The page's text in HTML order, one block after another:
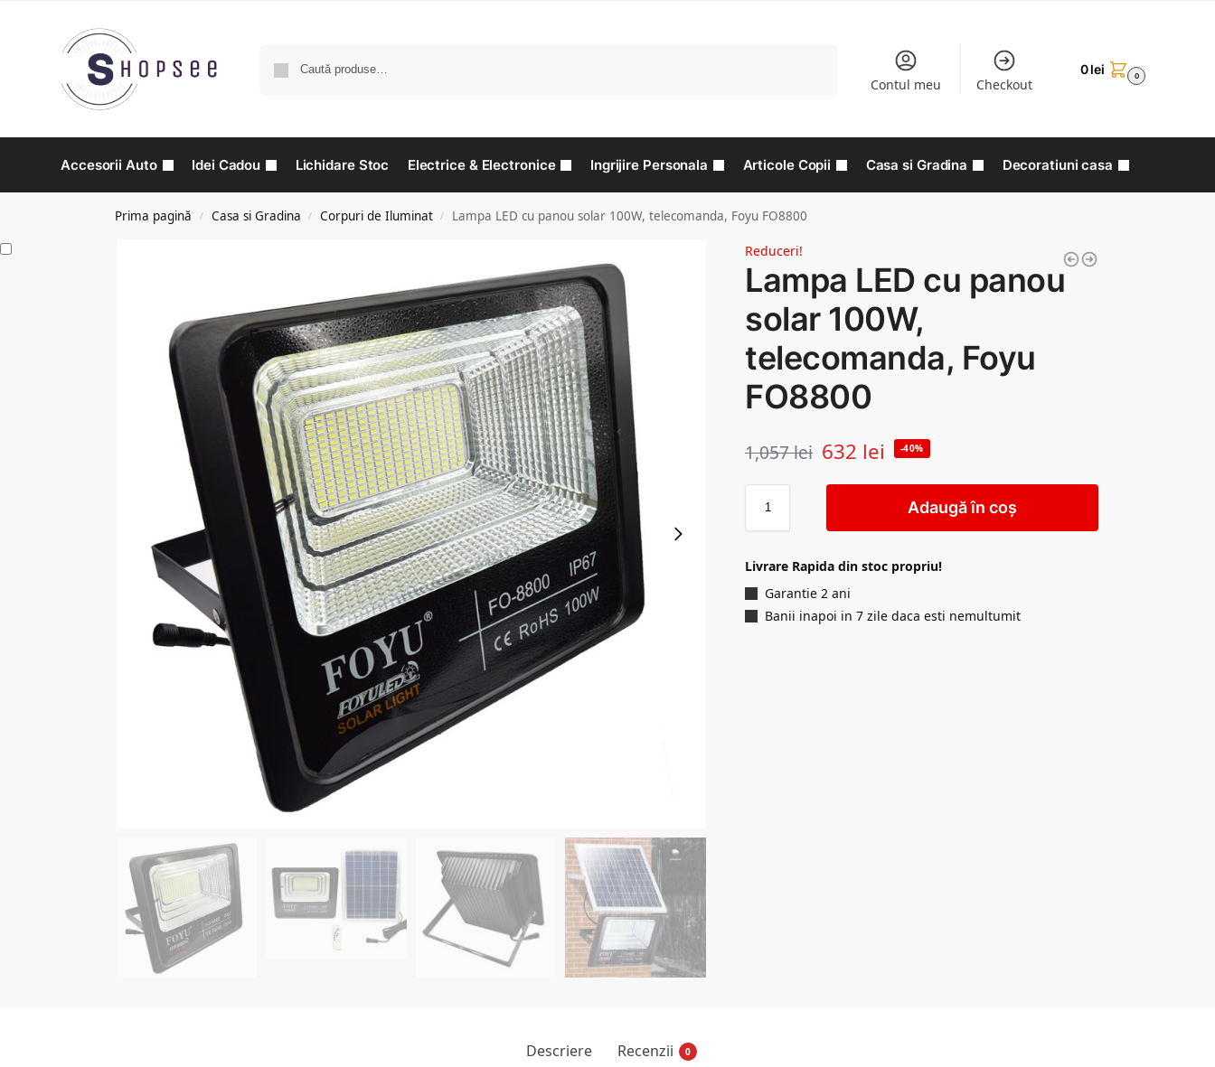
Contul meu Checkout
0lei 0
Accesorii Auto Idei Cadou Lichidare Stoc Electrice & Electronice Ingrijire Personala Articole Copii Casa si Gradina Decoratiuni casa
Prima pagină / Casa si Gradina / Corpuri de Iluminat / Lampa LED cu panou solar 100W, telecomanda, Foyu FO8800
Reduceri!
Lampa LED cu panou
solar 100W,
telecomanda, Foyu
FO8800
1,057lei 632 lei -40%
Adaugă în coș
Livrare Rapida din stoc propriu!
Garantie 2 ani
Banii inapoi in 7 zile daca esti nemultumit
Descriere Recenzii 0